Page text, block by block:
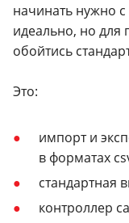
начинать нужно
идеально, но для
обойтись
Это:
импорт и
в форматах
стандартная
контроллер